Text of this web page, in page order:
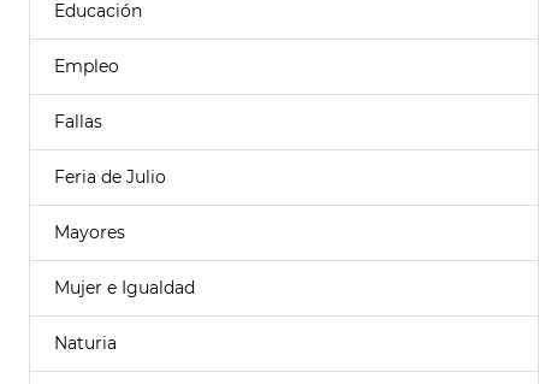
Educación
Empleo
Fallas
Feria de Julio
Mayores
Mujer e Igualdad
Naturia